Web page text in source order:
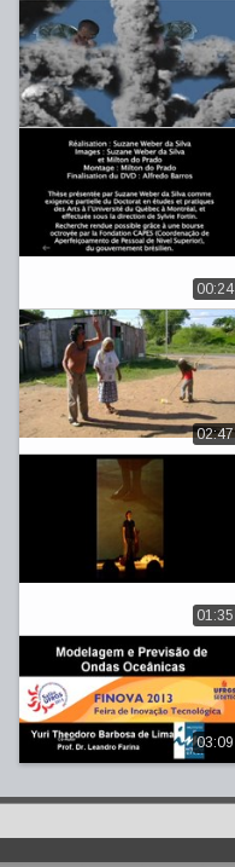
00:24
02:47
01:35
03:09